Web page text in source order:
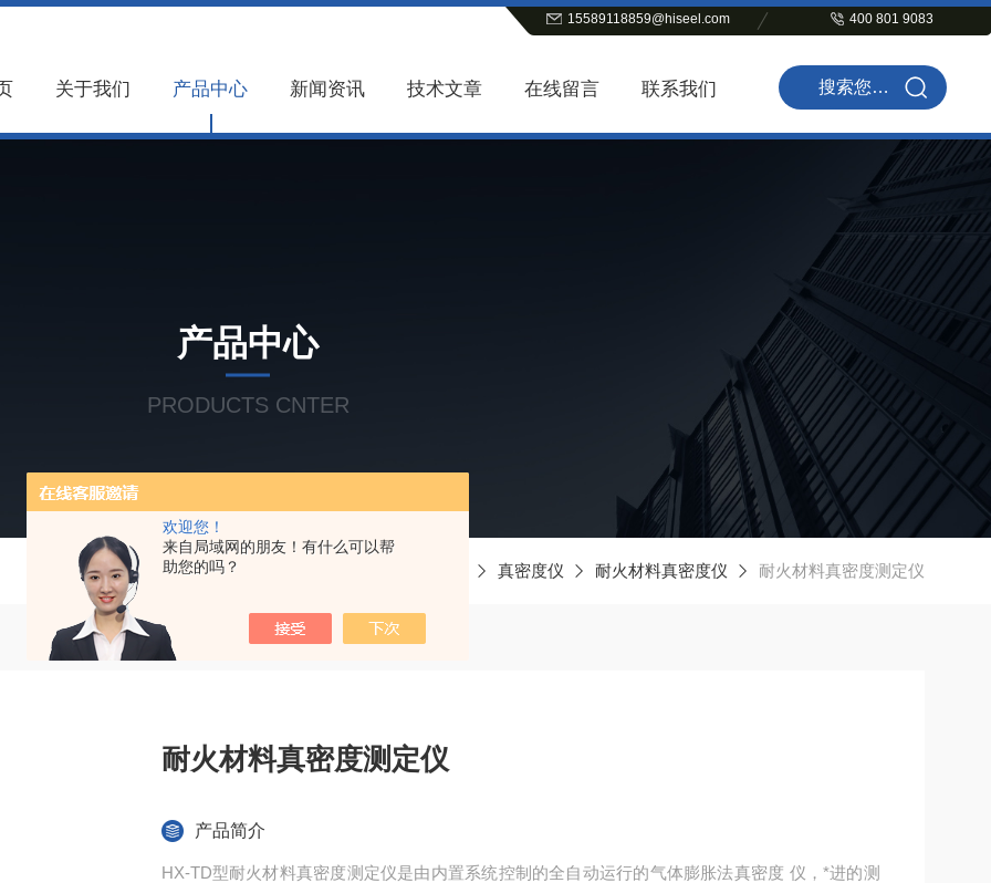
欢迎您！
来自局域网的朋友！有什么可以帮
助您的吗？
15589118859@hiseel.com 400 801 9083
关于我们 产品中心 新闻资讯 技术文章 在线留言 联系我们
产品中心
PRODUCTS CNTER
真密度仪 耐火材料真密度仪 耐火材料真密度测定仪
耐火材料真密度测定仪
产品简介
HX-TD型耐火材料真密度测定仪是由内置系统控制的全自动运行的气体膨胀法真密度 仪，*进的测